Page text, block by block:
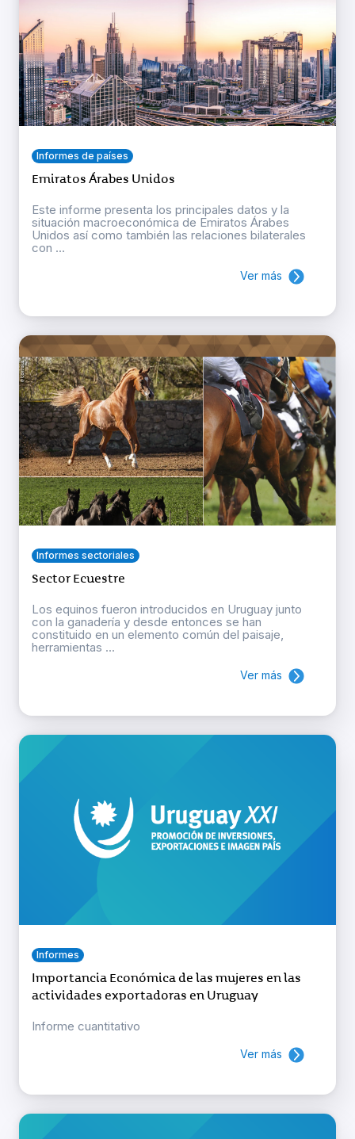
Informes de países
Emiratos Árabes Unidos
Este informe presenta los principales datos y la
situación macroeconómica de Emiratos Árabes
Unidos así como también las relaciones bilaterales
con ...
Ver más
Informes sectoriales
Sector Ecuestre
Los equinos fueron introducidos en Uruguay junto
con la ganadería y desde entonces se han
constituido en un elemento común del paisaje,
herramientas ...
Ver más
Informes
Importancia Económica de las mujeres en las
actividades exportadoras en Uruguay
Informe cuantitativo
Ver más